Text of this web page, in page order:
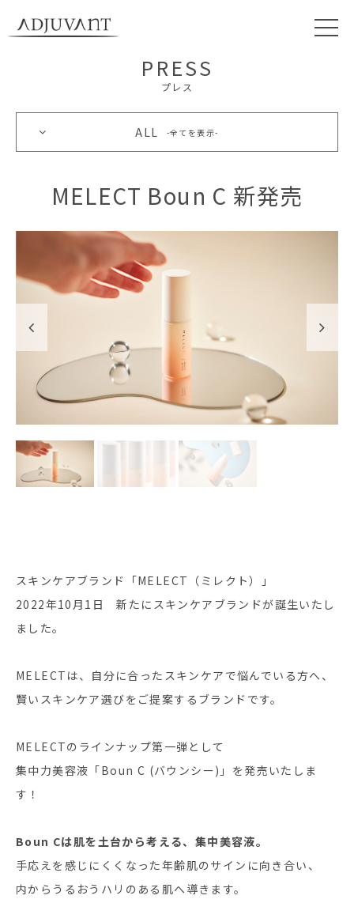
PRESS
プレス
ALL 全てを表示
MELECT Boun C 新発売
スキンケアブランド「MELECT（ミレクト）」
2022年10月1日 新たにスキンケアブランドが誕生いたし
ました。
MELECTは、自分に合ったスキンケアで悩んでいる方へ、
賢いスキンケア選びをご提案するブランドです。
MELECTのラインナップ第一弾として
集中力美容液「Boun C (バウンシー)」を発売いたしま
す！
Boun Cは肌を土台から考える、集中美容液。
手応えを感じにくくなった年齢肌のサインに向き合い、
内からうるおうハリのある肌へ導きます。